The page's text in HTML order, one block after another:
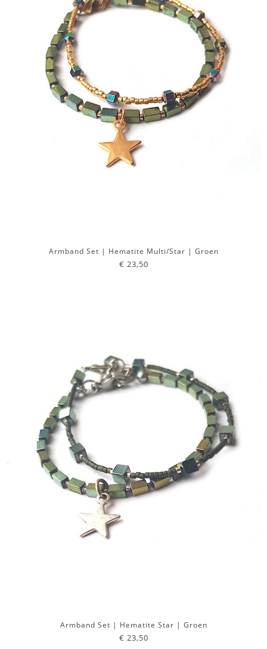
Armband Set | Hematite Multi/Star | Groen
€ 23,50
Armband Set | Hematite Star | Groen
€ 23,50